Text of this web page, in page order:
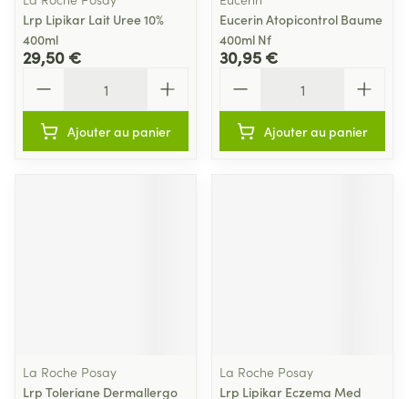
Lrp Lipikar Lait Uree 10%
400ml
29,50 €
Ajouter au panier
Eucerin Atopicontrol Baume
400ml Nf
30,95 €
Ajouter au panier
La Roche Posay
Lrp Toleriane Dermallergo
La Roche Posay
Lrp Lipikar Eczema Med